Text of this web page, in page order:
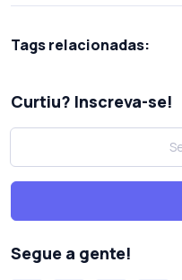
Tags relacionadas:
Curtiu? Inscreva-se!
Segue a gente!